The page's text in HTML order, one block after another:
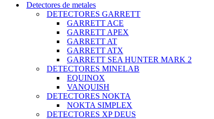
Detectores de metales
DETECTORES GARRETT
GARRETT ACE
GARRETT APEX
GARRETT AT
GARRETT ATX
GARRETT SEA HUNTER MARK 2
DETECTORES MINELAB
EQUINOX
VANQUISH
DETECTORES NOKTA
NOKTA SIMPLEX
DETECTORES XP DEUS